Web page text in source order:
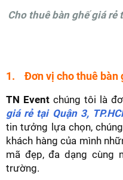
Cho thuê bàn ghế giá rẻ
1. Đơn vị cho thuê bàn
TN Event chúng tôi là
giá rẻ tại Quận 3,
tin tưởng lựa chọn,
khách hàng của mình
mã đẹp, đa dạng cùng
trường.